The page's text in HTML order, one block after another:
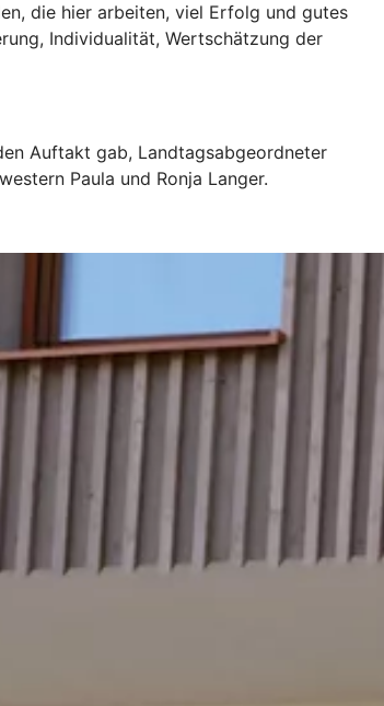
die hier arbeiten, viel Erfolg und gutes
Individualität, Wertschätzung der
Auftakt gab, Landtagsabgeordneter
Paula und Ronja Langer.